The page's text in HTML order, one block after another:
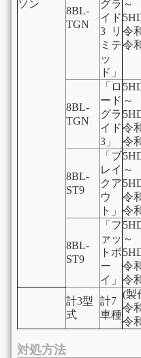
ソン
8BL-
TGN
グラ
イド
3 リ
ミテ
ッ
ド」
～
令
令
8BL-
TGN
「ロ
ード
グラ
イド
3」
～
令
令
8BL-
ST9
「ブ
レイ
クア
ウ
ト」
～
令
令
8BL-
ST9
「フ
ァッ
トボ
ー
イ」
～
令
令
計3型
式
計7
車種
(製
令
令
対処方法